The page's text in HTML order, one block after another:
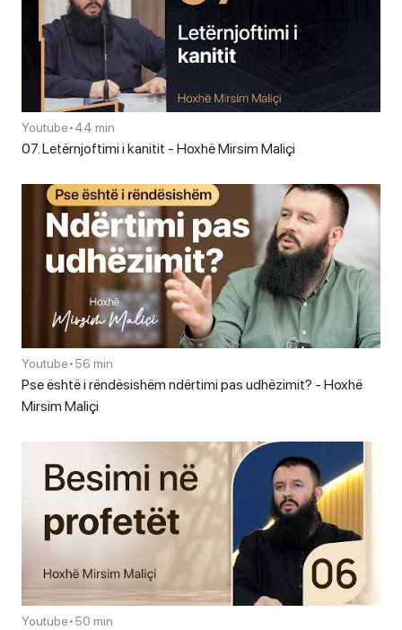
Youtube•44 min
07. Letërnjoftimi i kanitit - Hoxhë Mirsim Maliçi
Youtube•56 min
Pse është i rëndësishëm ndërtimi pas udhëzimit? - Hoxhë
Mirsim Maliçi
Youtube•50 min